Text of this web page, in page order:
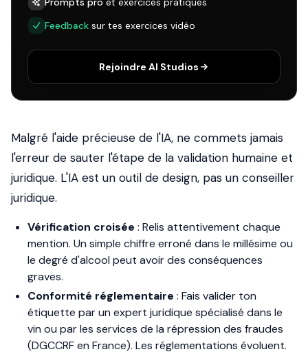
Feedback sur tes exercices vidéo
Rejoindre AI Studios
Malgré l'aide précieuse de l'IA, ne commets jamais
l'erreur de sauter l'étape de la validation humaine et
juridique. L'IA est un outil de design, pas un conseiller
juridique.
Vérification croisée : Relis attentivement chaque
mention. Un simple chiffre erroné dans le millésime ou
le degré d'alcool peut avoir des conséquences
graves.
Conformité réglementaire : Fais valider ton
étiquette par un expert juridique spécialisé dans le
vin ou par les services de la répression des fraudes
(DGCCRF en France). Les réglementations évoluent.